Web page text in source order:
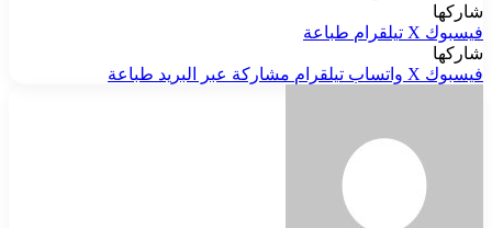
شاركها
فيسبوك ‫X تيلقرام طباعة
شاركها
فيسبوك ‫X واتساب تيلقرام مشاركة عبر البريد طباعة